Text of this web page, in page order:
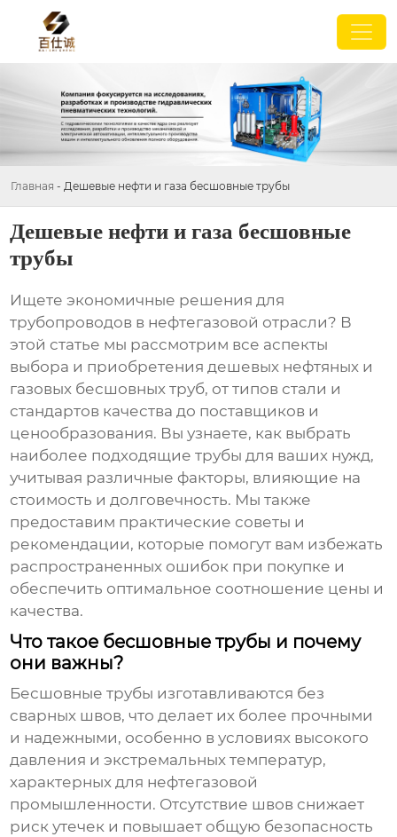
Главная - Дешевые нефти и газа бесшовные трубы
Дешевые нефти и газа бесшовные
трубы
Ищете экономичные решения для
трубопроводов в нефтегазовой отрасли? В
этой статье мы рассмотрим все аспекты
выбора и приобретениядешевых нефтяных и
газовых бесшовных труб, от типов стали и
стандартов качества до поставщиков и
ценообразования. Вы узнаете, как выбрать
наиболее подходящие трубы для ваших нужд,
учитывая различные факторы, влияющие на
стоимость и долговечность. Мы также
предоставим практические советы и
рекомендации, которые помогут вам избежать
распространенных ошибок при покупке и
обеспечить оптимальное соотношение цены и
качества.
Что такое бесшовные трубы и почему
они важны?
Бесшовные трубы изготавливаются без
сварных швов, что делает их более прочными
и надежными, особенно в условиях высокого
давления и экстремальных температур,
характерных для нефтегазовой
промышленности. Отсутствие швов снижает
риск утечек и повышает общую безопасность